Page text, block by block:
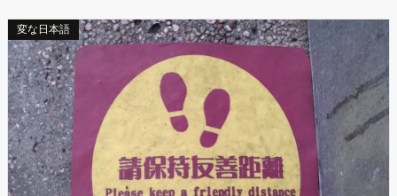
変な日本語